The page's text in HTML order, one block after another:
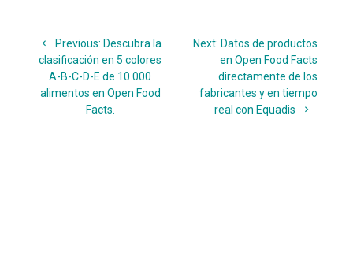
de
entradas
Previous: Previous
post:
Descubra la
clasificación en 5 colores
A-B-C-D-E de 10.000
alimentos en Open Food
Facts.
Next: Next
post:
Datos de productos
en Open Food Facts
directamente de los
fabricantes y en tiempo
real con Equadis